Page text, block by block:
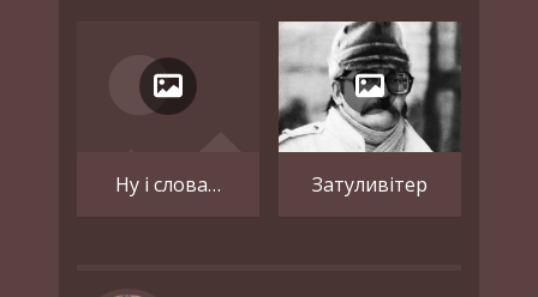
Ну і слова… Затуливітер